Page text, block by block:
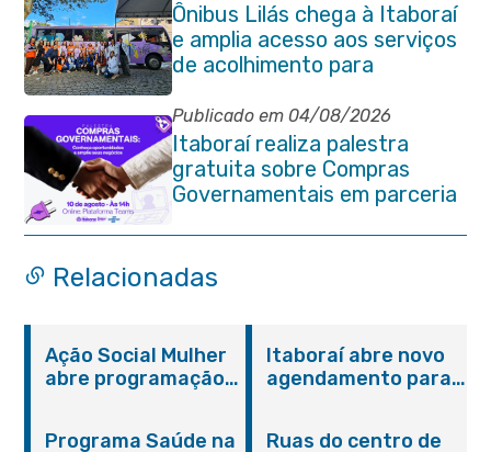
Ônibus Lilás chega à Itaboraí
e amplia acesso aos serviços
de acolhimento para
mulheres
Publicado em 04/08/2026
Itaboraí realiza palestra
gratuita sobre Compras
Governamentais em parceria
Relacionadas
Ação Social Mulher
abre programação
Itaboraí abre novo
agendamento para
Programa Saúde na
Ruas do centro de